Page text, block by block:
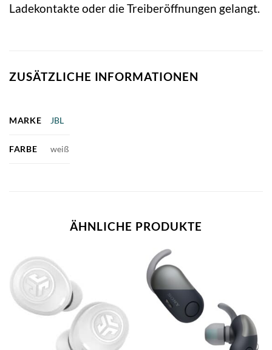
Ladekontakte oder die Treiberöffnungen gelangt.
ZUSÄTZLICHE INFORMATIONEN
MARKE JBL
FARBE weiß
ÄHNLICHE PRODUKTE